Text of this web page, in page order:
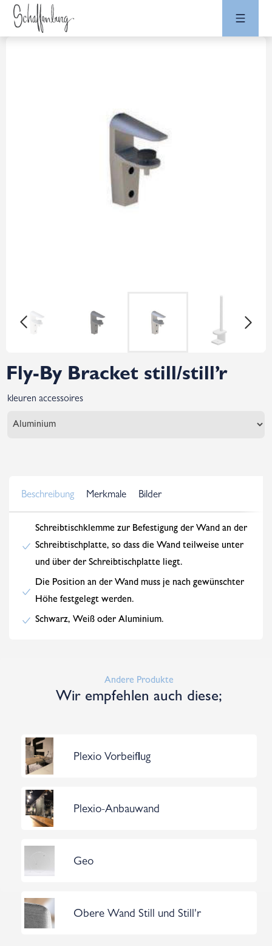
Fly-By Bracket still/still’r
kleuren accessoires
Beschreibung Merkmale Bilder
Schreibtischklemme zur Befestigung der Wand an der
Schreibtischplatte, so dass die Wand teilweise unter
und über der Schreibtischplatte liegt.
Die Position an der Wand muss je nach gewünschter
Höhe festgelegt werden.
Schwarz, Weiß oder Aluminium.
Andere Produkte
Wir empfehlen auch diese;
Plexio Vorbeiflug
Plexio-Anbauwand
Geo
Obere Wand Still und Still'r